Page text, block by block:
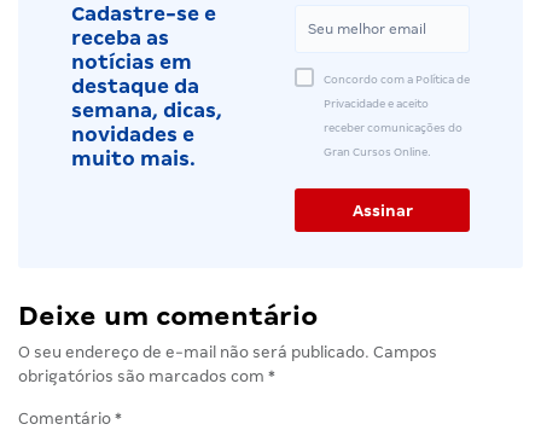
Cadastre-se e
receba as
notícias em
destaque da
semana, dicas,
novidades e
muito mais.
Concordo com a Política de
Privacidade e aceito
receber comunicações do
Gran Cursos Online.
Deixe um comentário
O seu endereço de e-mail não será publicado. Campos
obrigatórios são marcados com *
Comentário *